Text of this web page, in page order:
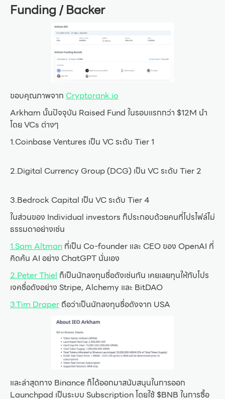
Funding / Backer
ขอบคุณภาพจาก Cryptorank.io
Arkham นั้นปัจจุบัน Raised Fund ในรอบแรกกว่า $12M นำ
โดย VCs ต่างๆ
1.Coinbase Ventures เป็น VC ระดับ Tier 1
2.Digital Currency Group (DCG) เป็น VC ระดับ Tier 2
3.Bedrock Capital เป็น VC ระดับ Tier 4
ในส่วนของ Individual investors ก็ประกอบด้วยคนที่โปรไฟล์ไม่
ธรรมดาอย่างเช่น
1.Sam Altman ที่เป็น Co-founder และ CEO ของ OpenAI ที่
คิดค้น AI อย่าง ChatGPT นั่นเอง
2.Peter Thiel ก็เป็นนักลงทุนชื่อดังเช่นกัน เคยเลยทุนให้กับโปร
เจคชื่อดังอย่าง Stripe, Alchemy และ BitDAO
3.Tim Draper ถือว่าเป็นนักลงทุนชื่อดังจาก USA
และล่าสุดทาง Binance ก็ได้ออกมาสนับสนุนในการออก
Launchpad เป็นระบบ Subscription โดยใช้ $BNB ในการซื้อ